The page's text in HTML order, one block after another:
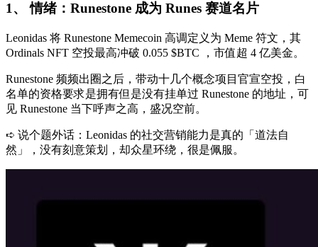
1、 情绪：Runestone 成为 Runes 赛道名片
Leonidas 将 Runestone Memecoin 高调定义为 Meme 符文，其
Ordinals NFT 空投最高冲破 0.055 $BTC ，市值超 4 亿美金。
Runestone 频频出圈之后，带动十几个概念项目官宣空投，白
名单的资格要求是拥有但是没有挂单过 Runestone 的地址，可
见 Runestone 当下呼声之高，盛况空前。
➪ 说个题外话：Leonidas 的社交营销能力是真的「道法自
然」，没有刻意策划，却众星环绕，很是佩服。